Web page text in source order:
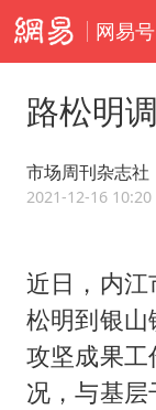
网易号
路松明
市场周刊杂志社
2021-12-16 10:20
近日，内
松明到银
攻坚成果
况，与基